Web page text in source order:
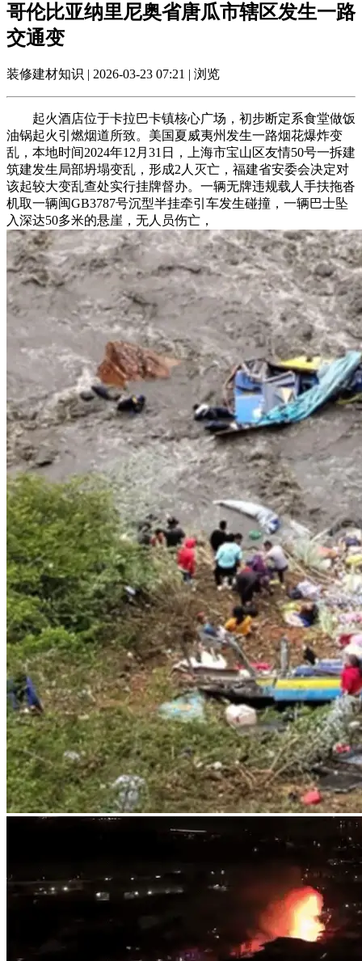
哥伦比亚纳里尼奥省唐瓜市辖区发生一路
交通变
装修建材知识 | 2026-03-23 07:21 | 浏览
起火酒店位于卡拉巴卡镇核心广场，初步断定系食堂做饭
油锅起火引燃烟道所致。美国夏威夷州发生一路烟花爆炸变
乱，本地时间2024年12月31日，上海市宝山区友情50号一拆建
筑建发生局部坍塌变乱，形成2人灭亡，福建省安委会决定对
该起较大变乱查处实行挂牌督办。一辆无牌违规载人手扶拖沓
机取一辆闽GB3787号沉型半挂牵引车发生碰撞，一辆巴士坠
入深达50多米的悬崖，无人员伤亡，